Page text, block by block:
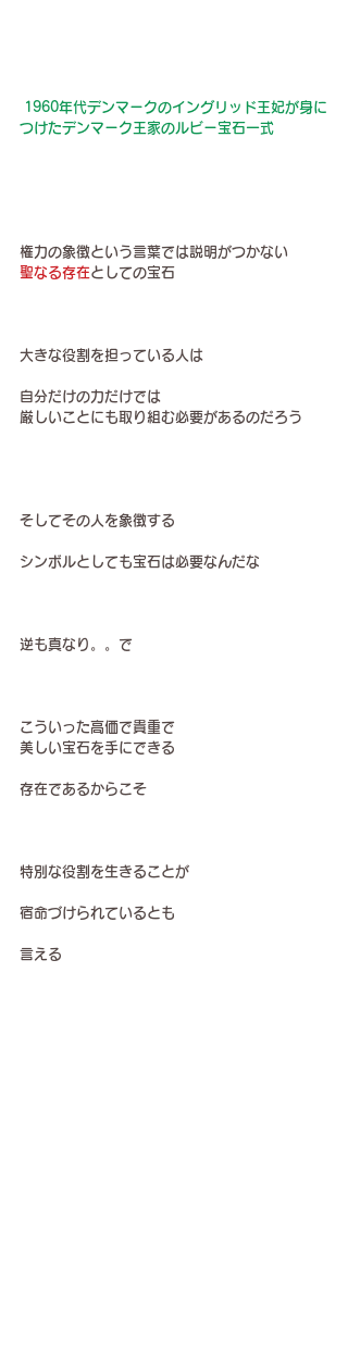
1960年代デンマークのイングリッド王妃が身に
つけたデンマーク王家のルビー宝石一式
権力の象徴という言葉では説明がつかない
聖なる存在としての宝石
大きな役割を担っている人は
自分だけの力だけでは
厳しいことにも取り組む必要があるのだろう
そしてその人を象徴する
シンボルとしても宝石は必要なんだな
逆も真なり。。で
こういった高価で貴重で
美しい宝石を手にできる
存在であるからこそ
特別な役割を生きることが
宿命づけられているとも
言える